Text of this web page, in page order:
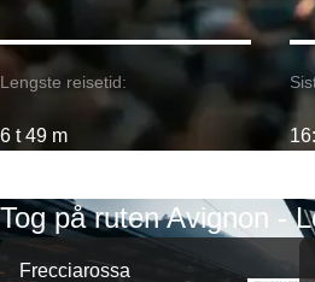
Lengste reisetid:
6 t 49 m
Tog på ruten Avignon -
Frecciarossa